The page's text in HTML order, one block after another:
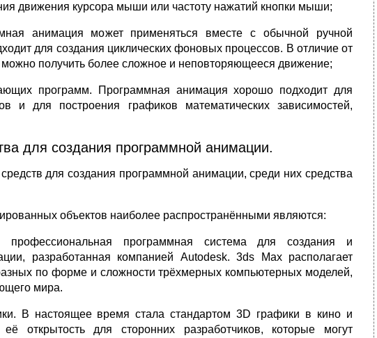
движения курсора мыши или частоту нажатий кнопки мыши;
анимация может применяться вместе с обычной ручной
для создания циклических фоновых процессов. В отличие от
получить более сложное и неповторяющееся движение;
программ. Программная анимация хорошо подходит для
и для построения графиков математических зависимостей,
для создания программной анимации.
для создания программной анимации, среди них средства
объектов наиболее распространёнными являются:
программная система для создания и
разработанная компанией Autodesk. 3ds Max располагает
по форме и сложности трёхмерных компьютерных моделей,
мира.
В настоящее время стала стандартом 3D графики в кино и
открытость для сторонних разработчиков, которые могут